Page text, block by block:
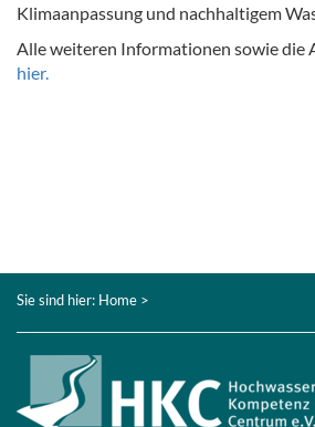
Klimaanpassung und nachhaltigem
Alle weiteren Informationen sowie die
hier.
Sie sind hier: Home >